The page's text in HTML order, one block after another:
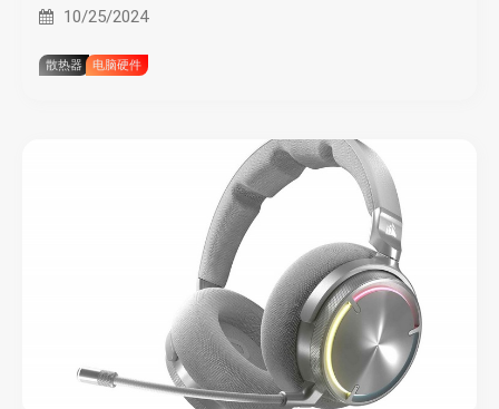
10/25/2024
散热器 电脑硬件